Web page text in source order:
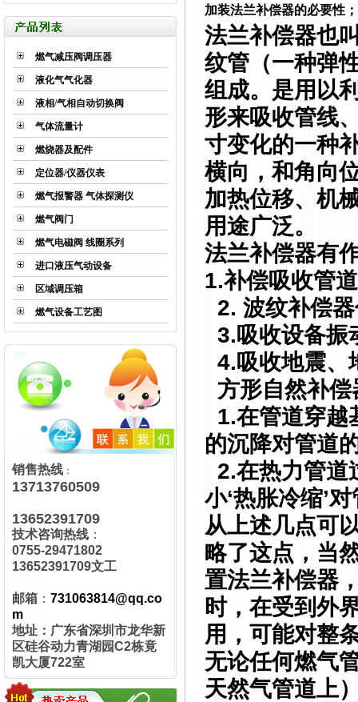
燃气减压阀调压器
液化气气化器
液相/气相自动切换阀
气体流量计
燃烧器及配件
定位器/仪器仪表
燃气报警器 气体探测仪
燃气阀门
燃气电磁阀 线圈系列
进口液压气动设备
区域调压箱
燃气设备工艺图
销售热线 ：
13713760509
13652391709
技术咨询热线 ：
0755-29471802
13652391709文工
邮箱 ： 731063814@qq.co
m
地址：广东省深圳市龙华新
区硅谷动力青湖园C2栋竟
凯大厦722室
LS系列气体减压阀
R100UD真空调压器
MEDENUS R100气体减压阀
加装法兰补偿器的必要性；
法兰补偿器也
纹管（一种弹
组成。是用以
形来吸收管线
寸变化的一种
横向，和角向
加热位移、机
用途广泛。
法兰补偿器有
1.补偿吸收管
2. 波纹补偿
3.吸收设备振
4.吸收地震、
方形自然补
1.在管道穿越
的沉降对管道
2.在热力管道
小‘热胀冷缩’
从上述几点可
略了这点，当
置法兰补偿器
时，在受到外
用，可能对整
无论任何燃气
天然气管道上